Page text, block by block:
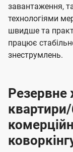
завантаження,
технологіями
швидше та
працює
знеструмлень.
Резервне